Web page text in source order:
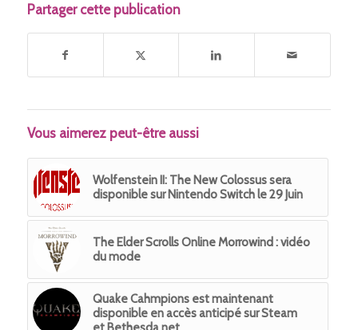
Partager cette publication
Vous aimerez peut-être aussi
Wolfenstein II: The New Colossus sera
disponible sur Nintendo Switch le 29 Juin
The Elder Scrolls Online Morrowind : vidéo
du mode
Quake Cahmpions est maintenant
disponible en accès anticipé sur Steam